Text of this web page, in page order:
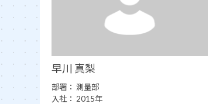
早川 真梨
部署： 測量部
入社： 2015年